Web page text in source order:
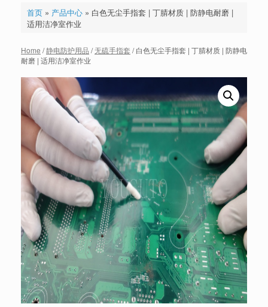
首页» 产品中心» 白色无尘手指套 | 丁腈材质 | 防静电耐磨 |
适用洁净室作业
Home /静电防护用品 /无硫手指套 / 白色无尘手指套 | 丁腈材质 | 防静电
耐磨 | 适用洁净室作业